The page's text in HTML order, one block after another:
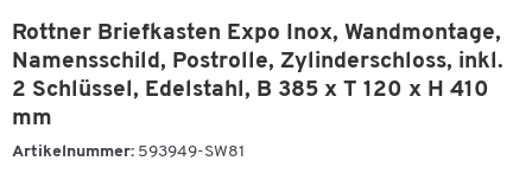
Rottner Briefkasten Expo Inox, Wandmontage,
Namensschild, Postrolle, Zylinderschloss, inkl.
2 Schlüssel, Edelstahl, B 385 x T 120 x H 410
mm
Artikelnummer: 593949-SW81